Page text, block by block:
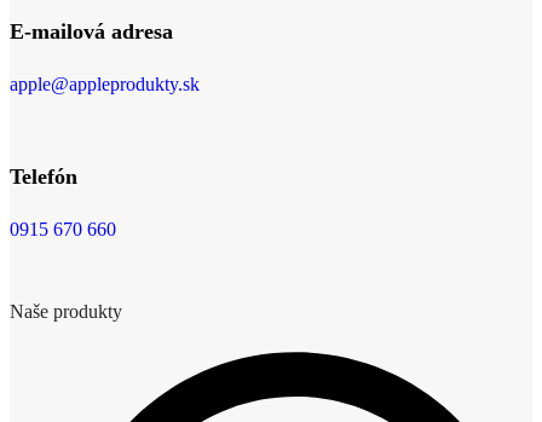
E-mailová adresa
apple@appleprodukty.sk
Telefón
0915 670 660
Naše produkty